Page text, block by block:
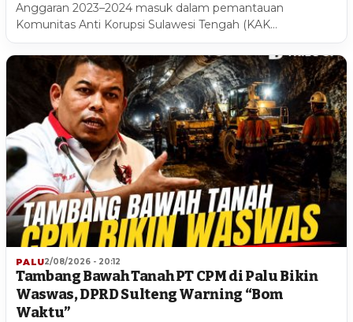
Anggaran 2023–2024 masuk dalam pemantauan
Komunitas Anti Korupsi Sulawesi Tengah (KAK…
PALU2/08/2026 - 20:12
Tambang Bawah Tanah PT CPM di Palu Bikin
Waswas, DPRD Sulteng Warning “Bom
Waktu”